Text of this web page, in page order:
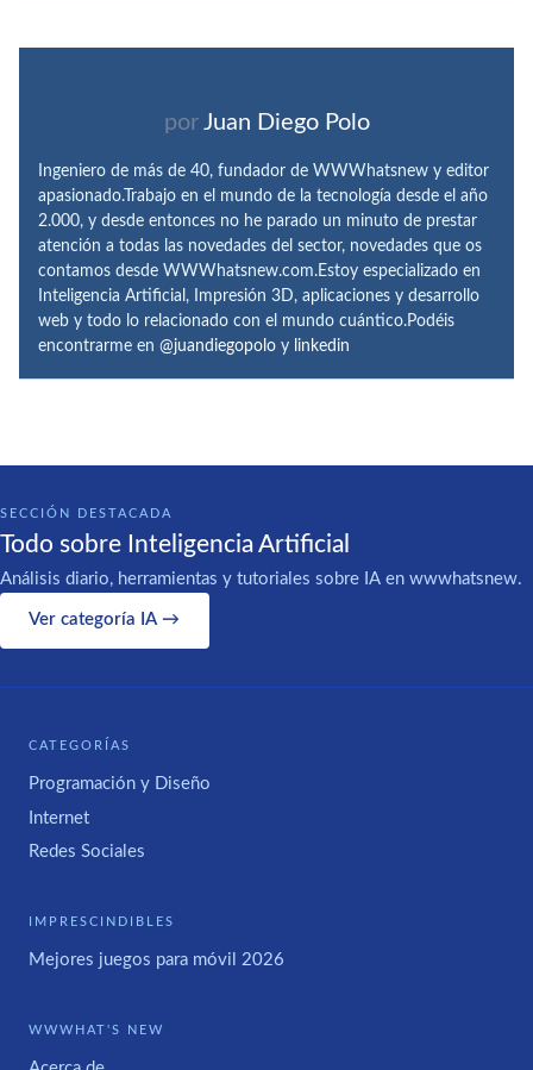
por Juan Diego Polo
Ingeniero de más de 40, fundador de WWWhatsnew y editor
apasionado.Trabajo en el mundo de la tecnología desde el año
2.000, y desde entonces no he parado un minuto de prestar
atención a todas las novedades del sector, novedades que os
contamos desde WWWhatsnew.com.Estoy especializado en
Inteligencia Artificial, Impresión 3D, aplicaciones y desarrollo
web y todo lo relacionado con el mundo cuántico.Podéis
encontrarme en @juandiegopolo y linkedin
SECCIÓN DESTACADA
Todo sobre Inteligencia Artificial
Análisis diario, herramientas y tutoriales sobre IA en wwwhatsnew.
Ver categoría IA →
CATEGORÍAS
Programación y Diseño
Internet
Redes Sociales
IMPRESCINDIBLES
Mejores juegos para móvil 2026
WWWHAT'S NEW